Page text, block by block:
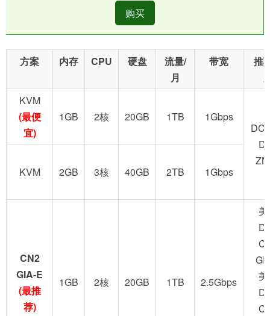
购买
方案 内存 CPU 硬盘
流量/
月
带宽
推
KVM
(最便
宜)
1GB 2核 20GB 1TB
1Gbps
KVM
2GB 3核 40GB 2TB 1Gbps
CN2
GIA-E
(最推
荐)
1GB 2核 20GB 1TB 2.5Gbps